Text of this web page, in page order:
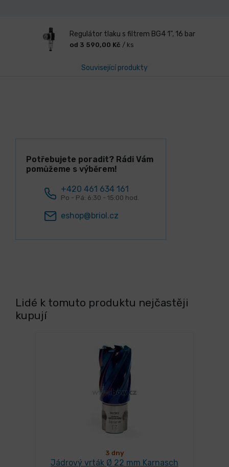
Regulátor tlaku s filtrem BG4 1", 16 bar
od 3 590,00 Kč / ks
Související produkty
Potřebujete poradit? Rádi Vám
pomůžeme s výběrem!
+420 461 634 161
Po - Pá: 6:30 - 15:00 hod.
eshop@briol.cz
Lidé k tomuto produktu nejčastěji
kupují
3 dny
Jádrový vrták Ø 22 mm Karnasch